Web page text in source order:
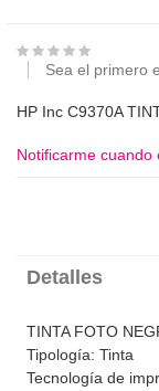
imágenes
Sea el primero
HP Inc C9370A
Notificarme cuando
Detalles
TINTA FOTO
Tipología: Tinta
Tecnología de